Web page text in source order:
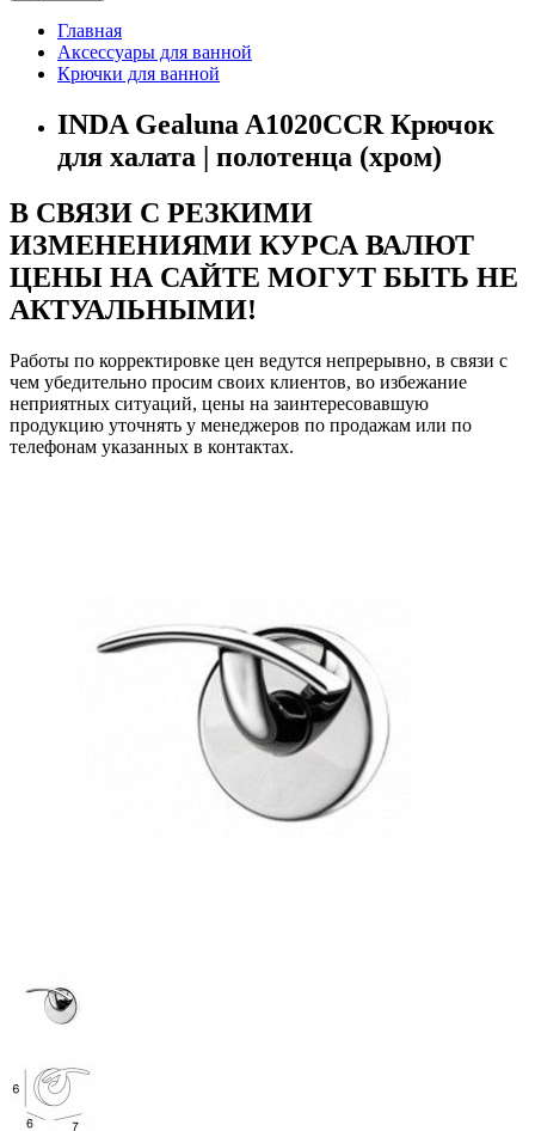
Главная
Аксессуары для ванной
Крючки для ванной
INDA Gealuna A1020CCR Крючок
для халата | полотенца (хром)
В СВЯЗИ С РЕЗКИМИ
ИЗМЕНЕНИЯМИ КУРСА ВАЛЮТ
ЦЕНЫ НА САЙТЕ МОГУТ БЫТЬ НЕ
АКТУАЛЬНЫМИ!
Работы по корректировке цен ведутся непрерывно, в связи с
чем убедительно просим своих клиентов, во избежание
неприятных ситуаций, цены на заинтересовавшую
продукцию уточнять у менеджеров по продажам или по
телефонам указанных в контактах.